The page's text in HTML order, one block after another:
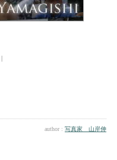
|
author : 写真家 山岸伸